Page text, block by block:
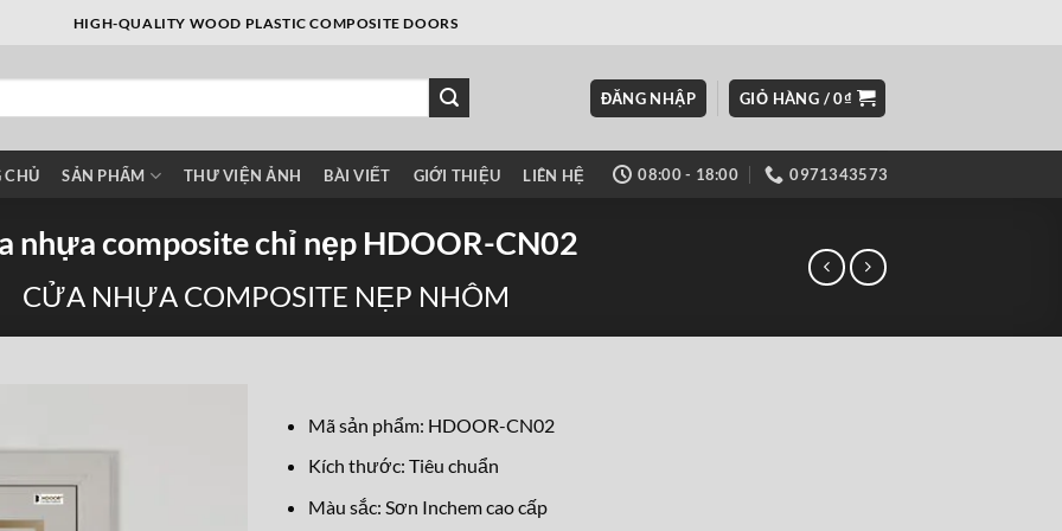
HIGH-QUALITY WOOD PLASTIC COMPOSITE DOORS
ĐĂNG NHẬP GIỎ HÀNG /0₫
CHỦ SẢN PHẨM THƯ VIỆN ẢNH BÀI VIẾT GIỚI THIỆU LIÊN HỆ 08:00 - 18:00 0971343573
nhựa composite chỉ nẹp HDOOR-CN02
CỬA NHỰA COMPOSITE NẸP NHÔM
Mã sản phẩm: HDOOR-CN02
Kích thước: Tiêu chuẩn
Màu sắc: Sơn Inchem cao cấp